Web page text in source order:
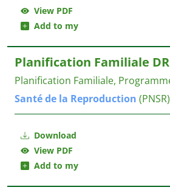
View PDF
Add to my
Download
View PDF
Add to my
Planification Familiale
Planification Familiale,
Santéde la Reproduction (PNSR)